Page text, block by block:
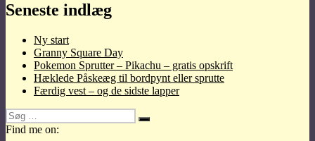
Seneste indlæg
Ny start
Granny Square Day
Pokemon Sprutter – Pikachu – gratis opskrift
Hæklede Påskeæg til bordpynt eller sprutte
Færdig vest – og de sidste lapper
Søg
efter:
Søg
Find me on: